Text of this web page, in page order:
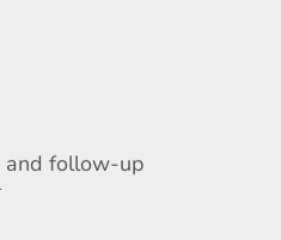
and follow-up